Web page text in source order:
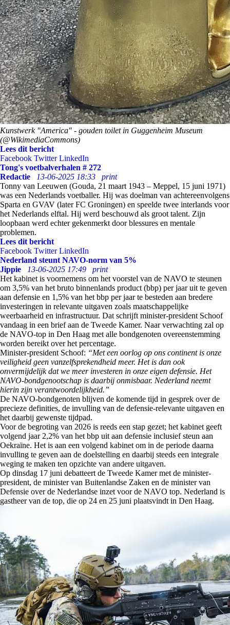
Kunstwerk "America" - gouden toilet in Guggenheim Museum
(@WikimediaCommons)
Lees dit bericht
Facebook Twitter LinkedIn
Tong's voetbalverhalen # 272
Redactie
13-06-2025 18:33
print
Tonny van Leeuwen (Gouda, 21 maart 1943 – Meppel, 15 juni 1971)
was een Nederlands voetballer. Hij was doelman van achtereenvolgens
Sparta en GVAV (later FC Groningen) en speelde twee interlands voor
het Nederlands elftal. Hij werd beschouwd als groot talent. Zijn
loopbaan werd echter gekenmerkt door blessures en mentale
problemen.
Lees dit bericht
Facebook Twitter LinkedIn
Nederland steunt NAVO-norm van 5%
Jippie
13-06-2025 17:49
print
Het kabinet is voornemens om het voorstel van de NAVO te steunen
om 3,5% van het bruto binnenlands product (bbp) per jaar uit te geven
aan defensie en 1,5% van het bbp per jaar te besteden aan bredere
investeringen in relevante uitgaven zoals maatschappelijke
weerbaarheid en infrastructuur. Dat schrijft minister-president Schoof
vandaag in een brief aan de Tweede Kamer. Naar verwachting zal op
de NAVO-top in Den Haag met alle bondgenoten overeenstemming
worden bereikt over het percentage.
Minister-president Schoof: “Met een oorlog op ons continent is onze
veiligheid geen vanzelfsprekendheid meer. Het is dan ook
onvermijdelijk dat we meer investeren in onze eigen defensie. Het
NAVO-bondgenootschap is daarbij onmisbaar. Nederland neemt
hierin zijn verantwoordelijkheid.”
De NAVO-bondgenoten blijven de komende tijd in gesprek over de
precieze definities, de invulling van de defensie-relevante uitgaven en
het daarbij gewenste tijdpad.
Voor de begroting van 2026 is reeds een stap gezet; het kabinet geeft
volgend jaar 2,2% van het bbp uit aan defensie inclusief steun aan
Oekraïne. Het is aan een volgend kabinet om in de periode daarna
invulling te geven aan de doelstelling en daarbij steeds een integrale
weging te maken ten opzichte van andere uitgaven.
Op dinsdag 17 juni debatteert de Tweede Kamer met de minister-
president, de minister van Buitenlandse Zaken en de minister van
Defensie over de Nederlandse inzet voor de NAVO top. Nederland is
gastheer van de top, die op 24 en 25 juni plaatsvindt in Den Haag.